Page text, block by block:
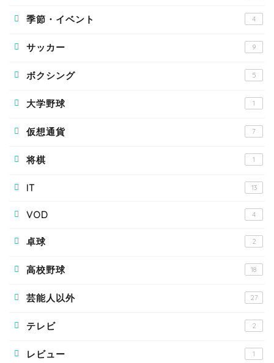
季節・イベント 4
サッカー 9
ボクシング 5
大学野球 1
仮想通貨 7
将棋 1
IT 13
VOD 4
卓球 2
高校野球 18
芸能人以外 27
テレビ 2
レビュー 1